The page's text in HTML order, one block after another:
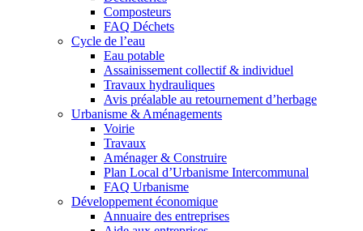
Composteurs
FAQ Déchets
Cycle de l’eau
Eau potable
Assainissement collectif & individuel
Travaux hydrauliques
Avis préalable au retournement d’herbage
Urbanisme & Aménagements
Voirie
Travaux
Aménager & Construire
Plan Local d’Urbanisme Intercommunal
FAQ Urbanisme
Développement économique
Annuaire des entreprises